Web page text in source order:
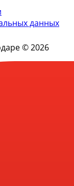
данных
© 2026